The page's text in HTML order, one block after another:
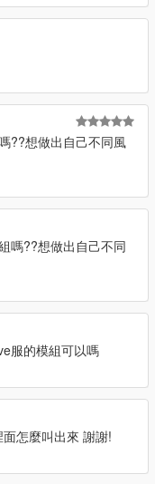
??想做出自己不同風
嗎??想做出自己不同
服的模組可以嗎
怎麼叫出來 謝謝!